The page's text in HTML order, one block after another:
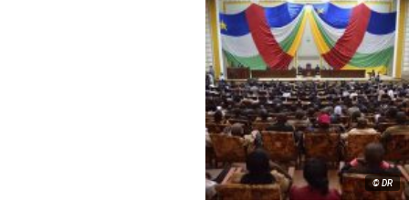
© DR